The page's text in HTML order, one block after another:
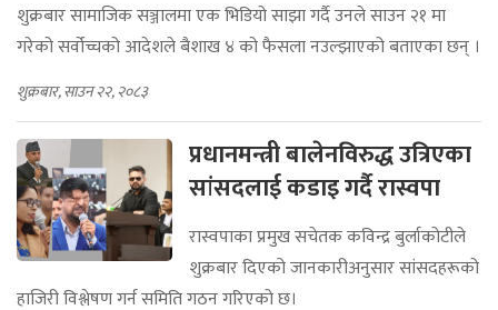
शुक्रबार सामाजिक सञ्जालमा एक भिडियो साझा गर्दै उनले साउन २१ मा
गरेको सर्वोच्चको आदेशले बैशाख ४ को फैसला नउल्झाएको बताएका छन् ।
शुक्रबार, साउन २२, २०८३
प्रधानमन्त्री बालेनविरुद्ध उत्रिएका
सांसदलाई कडाइ गर्दै रास्वपा
रास्वपाका प्रमुख सचेतक कविन्द्र बुर्लाकोटीले
शुक्रबार दिएको जानकारीअनुसार सांसदहरूको
हाजिरी विश्लेषण गर्न समिति गठन गरिएको छ।